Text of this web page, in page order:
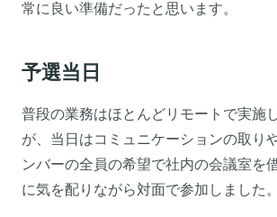
常に良い準備だったと思います。
予選当日
普段の業務はほとんどリモートで実施
が、当日はコミュニケーションの取り
ンバーの全員の希望で社内の会議室を
に気を配りながら対面で参加しました。